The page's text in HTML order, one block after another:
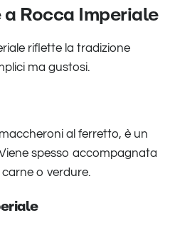
Rocca Imperiale
riflette la tradizione
ma gustosi.
al ferretto, è un
spesso accompagnata
o verdure.